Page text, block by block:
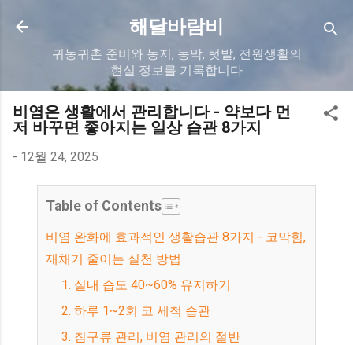
기본 콘텐츠로 건너뛰기
해달바람비
귀농귀촌 준비와 농지, 농막, 텃밭, 전원생활의
현실 정보를 기록합니다
비염은 생활에서 관리합니다 - 약보다 먼
저 바꾸면 좋아지는 일상 습관 8가지
- 12월 24, 2025
Table of Contents
비염 완화에 효과적인 생활습관 8가지 - 코막힘,
재채기 줄이는 실천 방법
1. 실내 습도 40~60% 유지하기
2. 하루 1~2회 코 세척 습관
3. 침구류 관리, 비염 관리의 절반